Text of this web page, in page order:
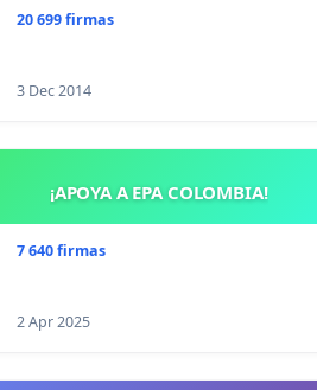
20 699 firmas
3 Dec 2014
¡APOYA A EPA COLOMBIA!
7 640 firmas
2 Apr 2025